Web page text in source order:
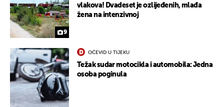
9
vlakova! Dvadeset je ozlijeđenih, mlađa
žena na intenzivnoj
OČEVID U TIJEKU
Težak sudar motocikla i automobila: Jedna
osoba poginula